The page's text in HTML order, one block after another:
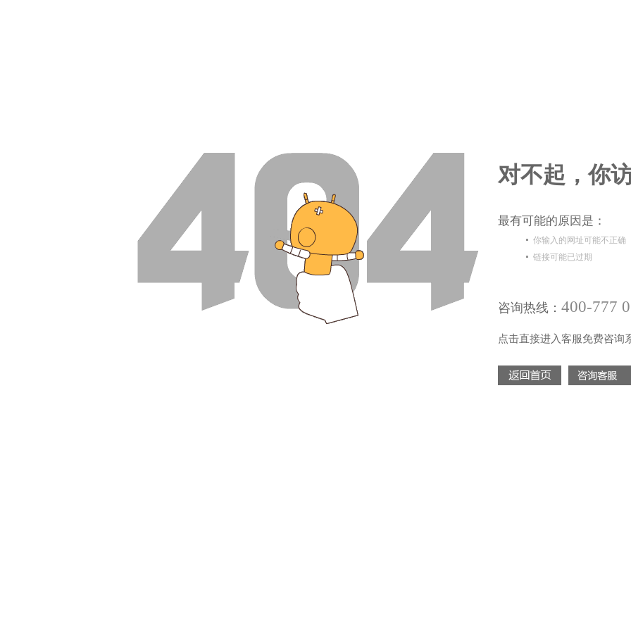
对不起，你
最有可能的原因是：
你输入的网址可能不正确
链接可能已过期
咨询热线： 400-777
点击直接进入客服免费咨询